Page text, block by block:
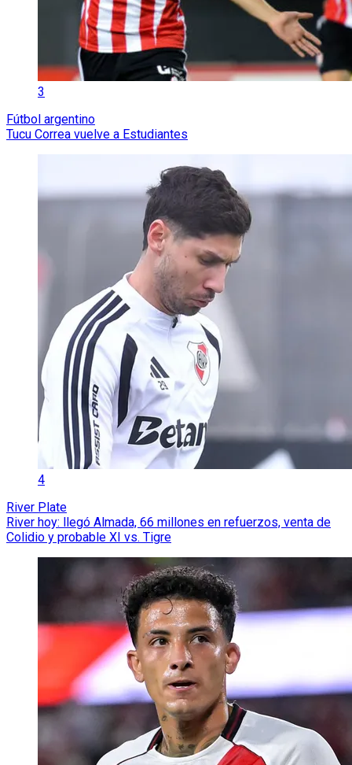
3
Fútbol argentino
Tucu Correa vuelve a Estudiantes
4
River Plate
River hoy: llegó Almada, 66 millones en refuerzos, venta de
Colidio y probable XI vs. Tigre